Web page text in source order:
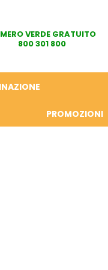
VERDE GRATUITO
800 301 800
PROMOZIONI